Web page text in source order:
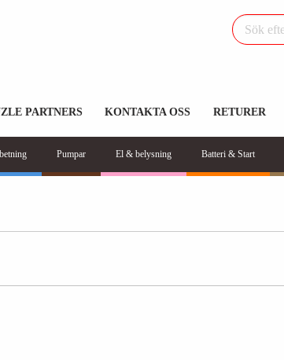
PARTNERS KONTAKTA OSS RETURER
Pumpar El & belysning Batteri & Start